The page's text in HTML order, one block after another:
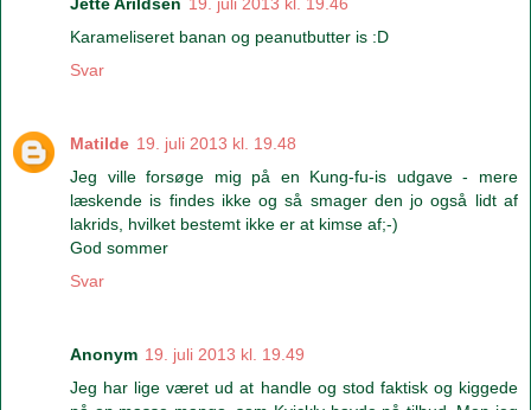
Karameliseret banan og peanutbutter is :D
Svar
Matilde 19. juli 2013 kl. 19.48
Jeg ville forsøge mig på en Kung-fu-is udgave - mere
læskende is findes ikke og så smager den jo også lidt af
lakrids, hvilket bestemt ikke er at kimse af;-)
God sommer
Svar
Anonym 19. juli 2013 kl. 19.49
Jeg har lige været ud at handle og stod faktisk og kiggede